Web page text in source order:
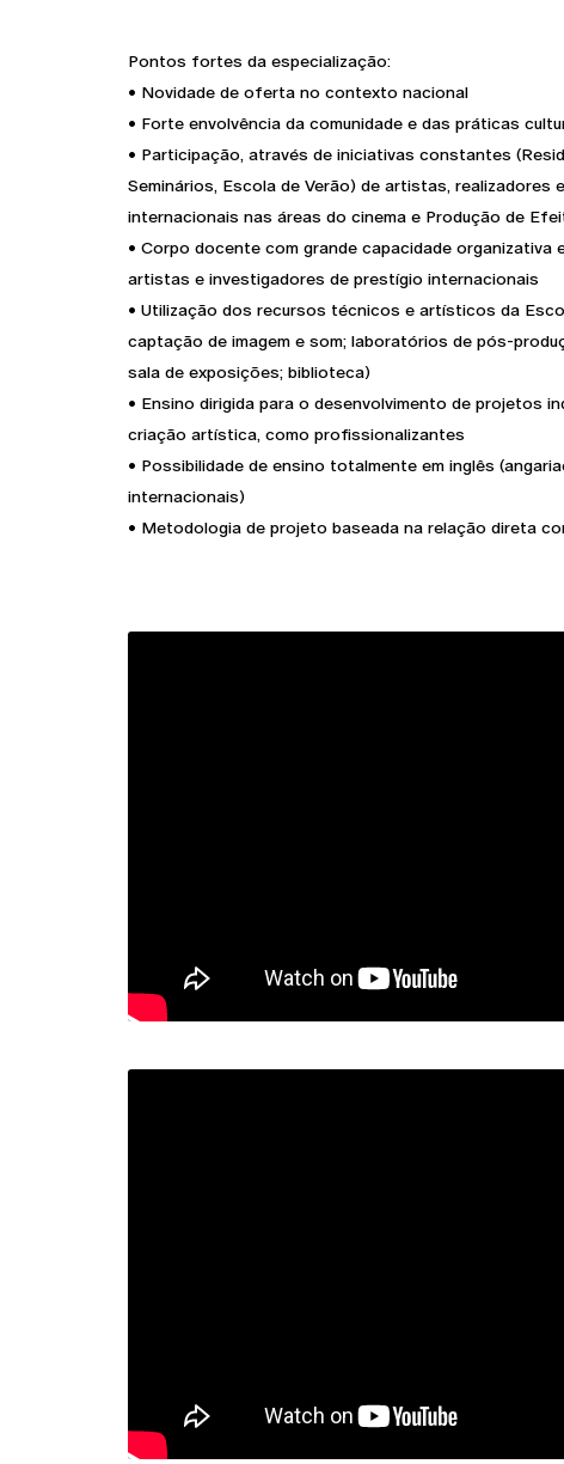
Pontos fortes da especialização:
• Novidade de oferta no contexto nacional
• Forte envolvência da comunidade e das práticas
• Participação, através de iniciativas constantes
Seminários, Escola de Verão) de artistas, realizadores
internacionais nas áreas do cinema e Produção de
• Corpo docente com grande capacidade organizativa
artistas e investigadores de prestígio internacionais
• Utilização dos recursos técnicos e artísticos da
captação de imagem e som; laboratórios de pós-
sala de exposições; biblioteca)
• Ensino dirigida para o desenvolvimento de projetos
criação artística, como profissionalizantes
• Possibilidade de ensino totalmente em inglês
internacionais)
• Metodologia de projeto baseada na relação direta